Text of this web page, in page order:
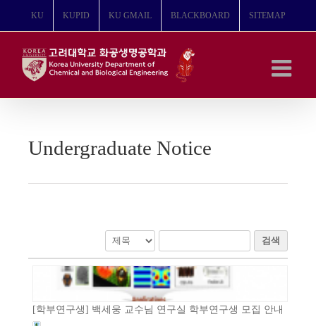
뛰
KU KUPID KU GMAIL BLACKBOARD SITEMAP
Undergraduate Notice
검색
[학부연구생] 백세웅 교수님 연구실 학부연구생 모집 안내